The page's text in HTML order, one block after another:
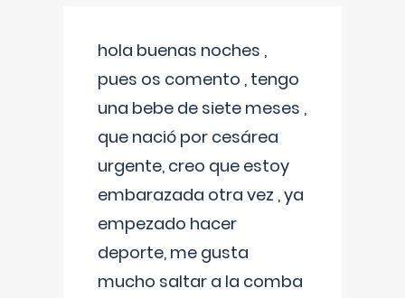
hola buenas noches ,
pues os comento , tengo
una bebe de siete meses ,
que nació por cesárea
urgente, creo que estoy
embarazada otra vez , ya
empezado hacer
deporte, me gusta
mucho saltar a la comba